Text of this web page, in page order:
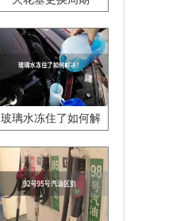
玻璃水冻住了如何解